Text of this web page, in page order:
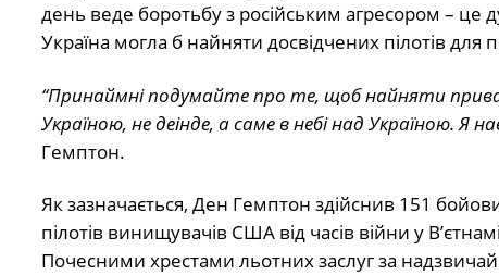
день веде боротьбу з російським агресором –
Україна могла б найняти досвідчених пілотів
“Принаймні подумайте про те, щоб найняти
Україною, не деінде, а саме в небі над Україною. Я
Гемптон.
Як зазначається, Ден Гемптон здійснив 151
пілотів винищувачів США від часів війни у
Почесними хрестами льотних заслуг за